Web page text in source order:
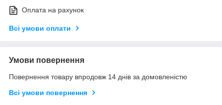
Оплата на рахунок
Всі умови оплати
Умови повернення
Повернення товару впродовж 14 днів за домовленістю
Всі умови повернення